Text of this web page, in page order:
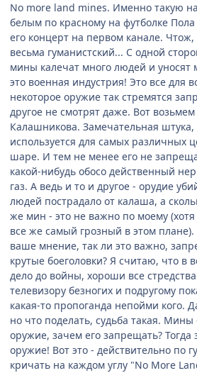
No more land mines. Именно такую
белым по красному на футболке
его концерт на первом канале. Чтож,
весьма гуманистский... С одной
мины калечат много людей и уносят
это военная индустрия! Это все для
некоторое оружие так стремятся
другое не смотрят даже. Вот
Калашникова. Замечательная штука,
используется для самых различных
шаре. И тем не менее его не
какой-нибудь обосо действенный
газ. А ведь и то и другое - орудие
людей пострадало от калаша, а
же мин - это не важно по моему
все же самый грозный в этом плане).
ваше мнение, так ли это важно,
крутые боеголовки? Я считаю, что в
дело до войны, хороши все
телевизору безногих и подругому
какая-то пропоганда непойми кого.
но что поделать, судьба такая.
оружие, зачем его запрещать? Тогда
оружие! Вот это - действительно по
кричать на каждом углу "No More